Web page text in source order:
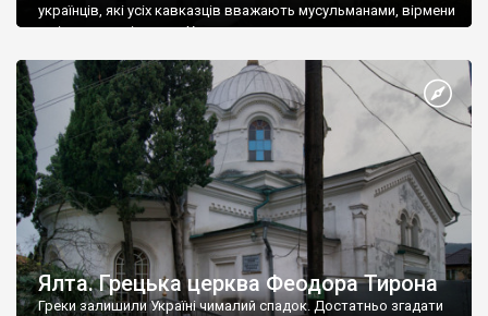
українців, які усіх кавказців вважають мусульманами, вірмени
є відданими вірянами Христа
Ялта. Грецька церква Феодора Тирона
Греки залишили Україні чималий спадок. Достатньо згадати